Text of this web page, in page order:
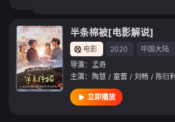
半条棉被[电影解说]
电影 2020
中国大陆
导演： 孟奇
主演：
陶慧 / 童蕾 / 刘畅 / 陈衍利
立即播放